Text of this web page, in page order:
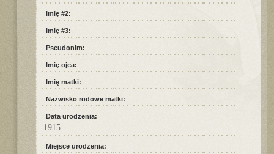
Imię #2:
Imię #3:
Pseudonim:
Imię ojca:
Imię matki:
Nazwisko rodowe matki:
Data urodzenia:
1915
Miejsce urodzenia: